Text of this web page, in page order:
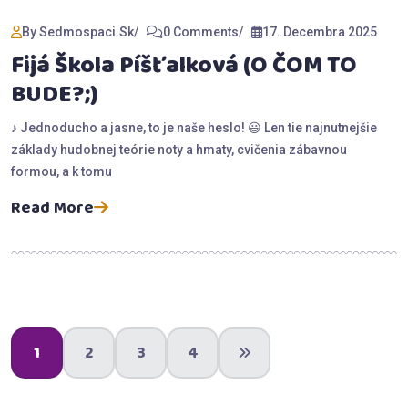
By Sedmospaci.sk 0 Comments 17. Decembra 2025
Fijá Škola Píšťalková (O ČOM TO
BUDE?;)
♪ Jednoducho a jasne, to je naše heslo! 😃 Len tie najnutnejšie
základy hudobnej teórie noty a hmaty, cvičenia zábavnou
formou, a k tomu
Read More
1 2 3 4